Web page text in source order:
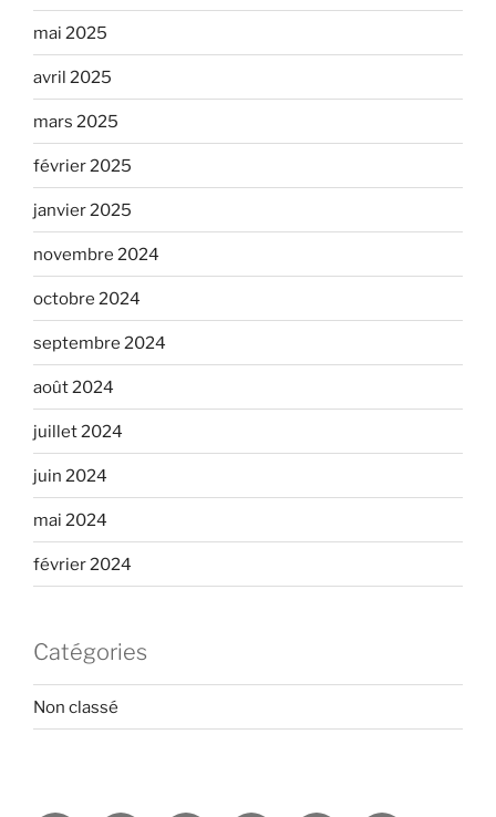
mai 2025
avril 2025
mars 2025
février 2025
janvier 2025
novembre 2024
octobre 2024
septembre 2024
août 2024
juillet 2024
juin 2024
mai 2024
février 2024
Catégories
Non classé